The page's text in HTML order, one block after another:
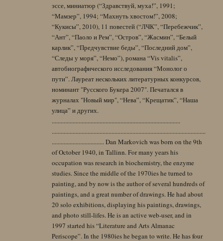
эссе, миниатюр (“Здравствуй, муха!”, 1991;
“Мамзер”, 1994; “Махнуть хвостом!”, 2008;
“Кукисы”, 2010), 11 повестей (“ЛЧК”, “Перебежчик”,
“Ант”, “Паоло и Рем”, “Остров”, “Жасмин”, “Белый
карлик”, “Предчувствие беды”, “Последний дом”,
“Следы у моря”, “Немо”), романа “Vis vitalis”,
автобиографического исследования “Монолог о
пути”. Лауреат нескольких литературных конкурсов,
номинант "Русского Букера 2007". Печатался в
журналах "Новый мир", “Нева”, “Крещатик”, “Наша
улица” и других.
......................................................................................
.......................................................................................................
................................... Dan Markovich was born on the 9th
of October 1940, in Tallinn. For many years his
occupation was research in biochemistry, the enzyme
studies. Since the middle of the 1970ies he turned to
painting, and by now is the author of several hundreds of
paintings, and a great number of drawings. He had about
20 solo exhibitions, displaying his paintings, drawings,
and photo still-lifes. He is an active web-user, and in
1997 started his “Literature and Arts Almanac
Periscope”. In the 1980ies he began to write. He has four